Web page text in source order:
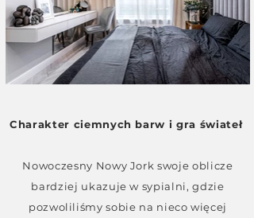
Charakter ciemnych barw i gra świateł
Nowoczesny Nowy Jork swoje oblicze
bardziej ukazuje w sypialni, gdzie
pozwoliliśmy sobie na nieco więcej